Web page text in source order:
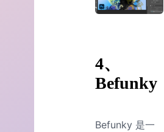
4、
Befunky
Befunky 是一